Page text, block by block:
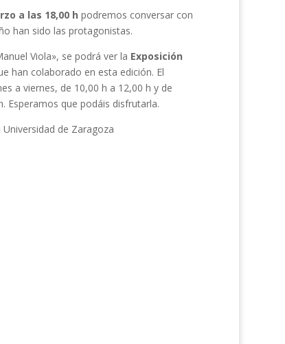
a las 18,00 h podremos conversar con
han sido las protagonistas.
Viola», se podrá ver la Exposición
han colaborado en esta edición. El
a viernes, de 10,00 h a 12,00 h y de
Esperamos que podáis disfrutarla.
de Zaragoza